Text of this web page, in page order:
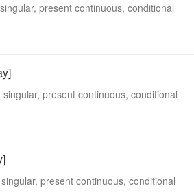
present continuous, conditional
present continuous, conditional
present continuous, conditional